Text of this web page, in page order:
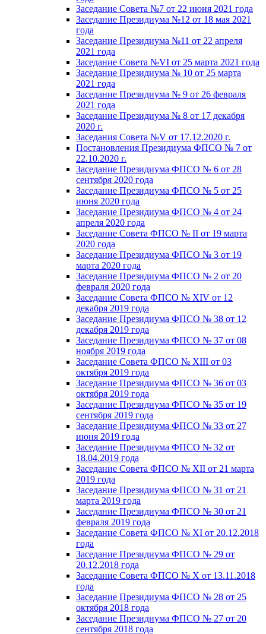
Заседание Совета №7 от 22 июня 2021 года
Заседание Президиума №12 от 18 мая 2021
года
Заседание Президиума №11 от 22 апреля
2021 года
Заседание Совета №VI от 25 марта 2021 года
Заседание Президиума № 10 от 25 марта
2021 года
Заседание Президиума № 9 от 26 февраля
2021 года
Заседание Президиума № 8 от 17 декабря
2020 г.
Заседания Совета №V от 17.12.2020 г.
Постановления Президиума ФПСО № 7 от
22.10.2020 г.
Заседание Президиума ФПСО № 6 от 28
сентября 2020 года
Заседание Президиума ФПСО № 5 от 25
июня 2020 года
Заседание Президиума ФПСО № 4 от 24
апреля 2020 года
Заседание Совета ФПСО № II от 19 марта
2020 года
Заседание Президиума ФПСО № 3 от 19
марта 2020 года
Заседание Президиума ФПСО № 2 от 20
февраля 2020 года
Заседание Совета ФПСО № XIV от 12
декабря 2019 года
Заседание Президиума ФПСО № 38 от 12
декабря 2019 года
Заседание Президиума ФПСО № 37 от 08
ноября 2019 года
Заседание Совета ФПСО № XIII от 03
октября 2019 года
Заседание Президиума ФПСО № 36 от 03
октября 2019 года
Заседание Президиума ФПСО № 35 от 19
сентября 2019 года
Заседание Президиума ФПСО № 33 от 27
июня 2019 года
Заседание Президиума ФПСО № 32 от
18.04.2019 года
Заседание Совета ФПСО № XII от 21 марта
2019 года
Заседание Президиума ФПСО № 31 от 21
марта 2019 года
Заседание Президиума ФПСО № 30 от 21
февраля 2019 года
Заседание Совета ФПСО № XI от 20.12.2018
года
Заседание Президиума ФПСО № 29 от
20.12.2018 года
Заседание Совета ФПСО № X от 13.11.2018
года
Заседание Президиума ФПСО № 28 от 25
октября 2018 года
Заседание Президиума ФПСО № 27 от 20
сентября 2018 года